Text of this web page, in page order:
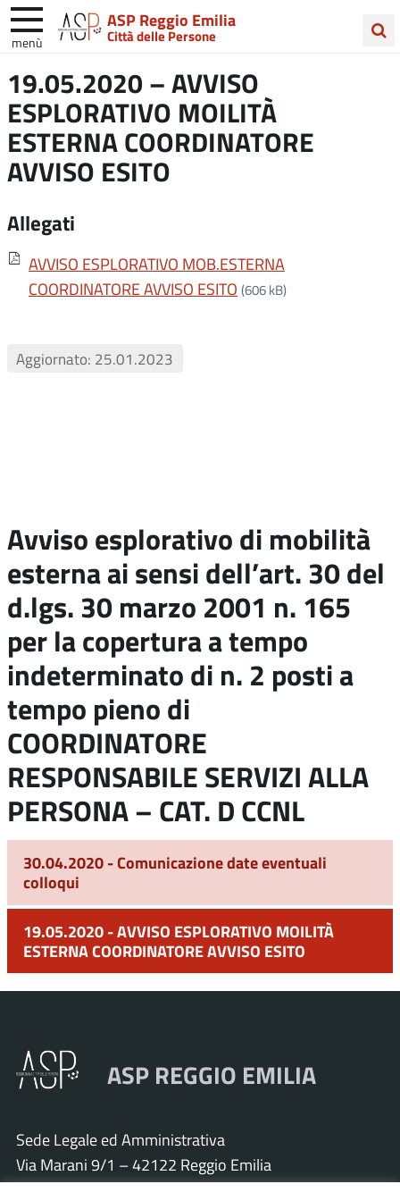
ASP Reggio Emilia
Città delle Persone
menù
nel
sito
19.05.2020 – AVVISO
ESPLORATIVO MOILITÀ
ESTERNA COORDINATORE
AVVISO ESITO
Allegati
AVVISO ESPLORATIVO MOB.ESTERNA
COORDINATORE AVVISO ESITO (606 kB)
Aggiornato: 25.01.2023
Avviso esplorativo di mobilità
esterna ai sensi dell’art. 30 del
d.lgs. 30 marzo 2001 n. 165
per la copertura a tempo
indeterminato di n. 2 posti a
tempo pieno di
COORDINATORE
RESPONSABILE SERVIZI ALLA
PERSONA – CAT. D CCNL
30.04.2020 - Comunicazione date eventuali
colloqui
19.05.2020 - AVVISO ESPLORATIVO MOILITÀ
ESTERNA COORDINATORE AVVISO ESITO
ASP REGGIO EMILIA
Sede Legale ed Amministrativa
Via Marani 9/1 – 42122 Reggio Emilia
Tel. 0522 571011 – Fax 0522 571030